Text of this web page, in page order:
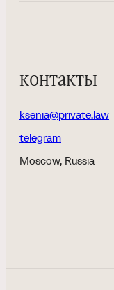
контакты
ksenia@private.law
telegram
Moscow, Russia